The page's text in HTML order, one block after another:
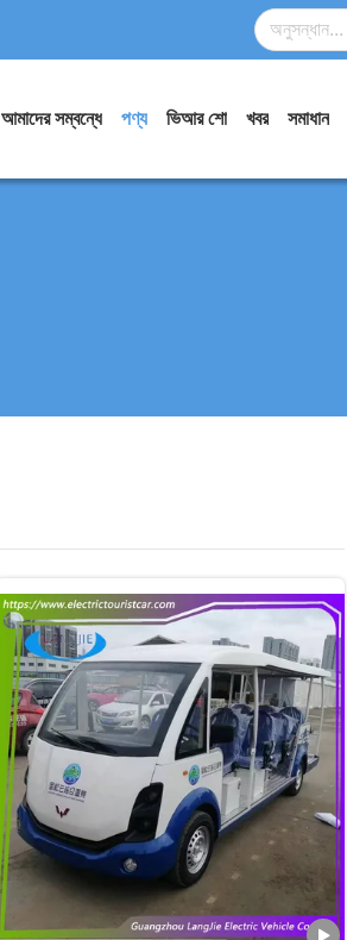
আমাদের সম্বন্ধে পণ্য ভিআর শো খবর সমাধান